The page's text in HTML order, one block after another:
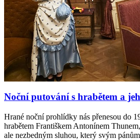
Noční putování s hrabětem a
Hrané noční prohlídky nás přenesou do
hrabětem Františkem Antonínem
ale nezbedným sluhou, který svým